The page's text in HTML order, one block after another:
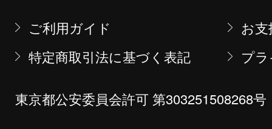
ご利用ガイド
お
特定商取引法に基づく表記
プ
東京都公安委員会許可 第303251508268号